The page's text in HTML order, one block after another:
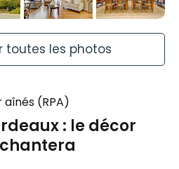
toutes les photos
(RPA)
: le décor